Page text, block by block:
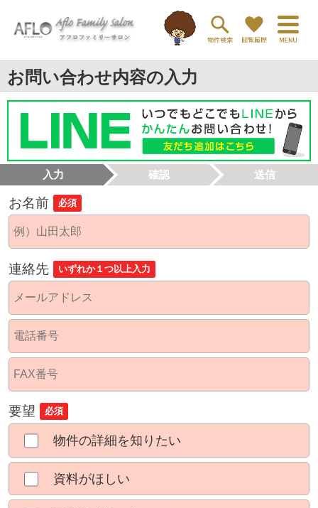
お問い合わせ内容の入力
入力 確認 送信
お名前 必須
連絡先 いずれか１つ以上入力
要望 必須
物件の詳細を知りたい
資料がほしい